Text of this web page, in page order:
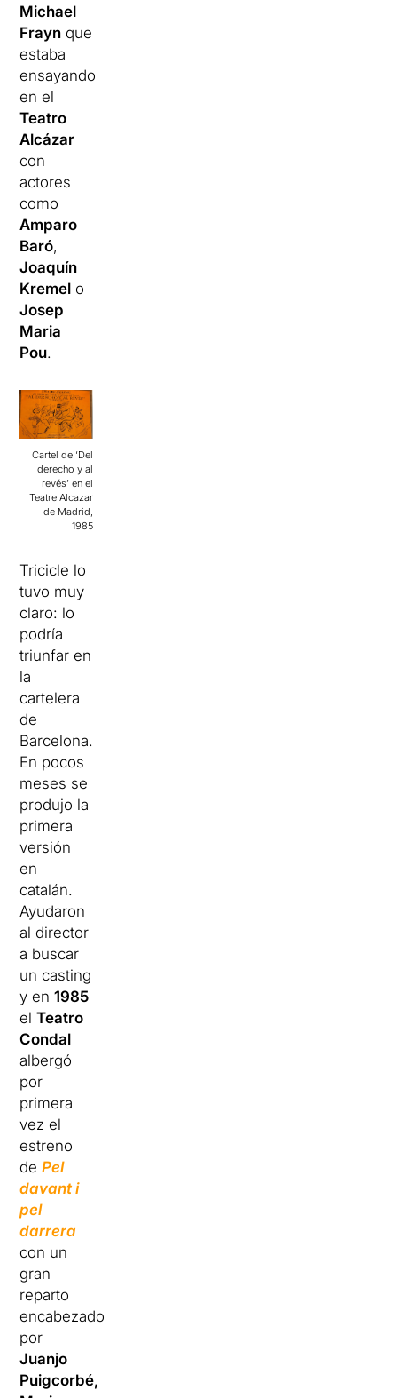
Michael
Frayn que
estaba
ensayando
en el
Teatro
Alcázar
con
actores
como
Amparo
Baró,
Joaquín
Kremel o
Josep
Maria
Pou.
Cartel de ‘Del
derecho y al
revés’ en el
Teatre Alcazar
de Madrid,
1985
Tricicle lo
tuvo muy
claro: lo
podría
triunfar en
la
cartelera
de
Barcelona.
En pocos
meses se
produjo la
primera
versión
en
catalán.
Ayudaron
al director
a buscar
un casting
y en1985
elTeatro
Condal
albergó
por
primera
vez el
estreno
dePel
davant i
pel
darrera
con un
gran
reparto
encabezado
por
Juanjo
Puigcorbé,